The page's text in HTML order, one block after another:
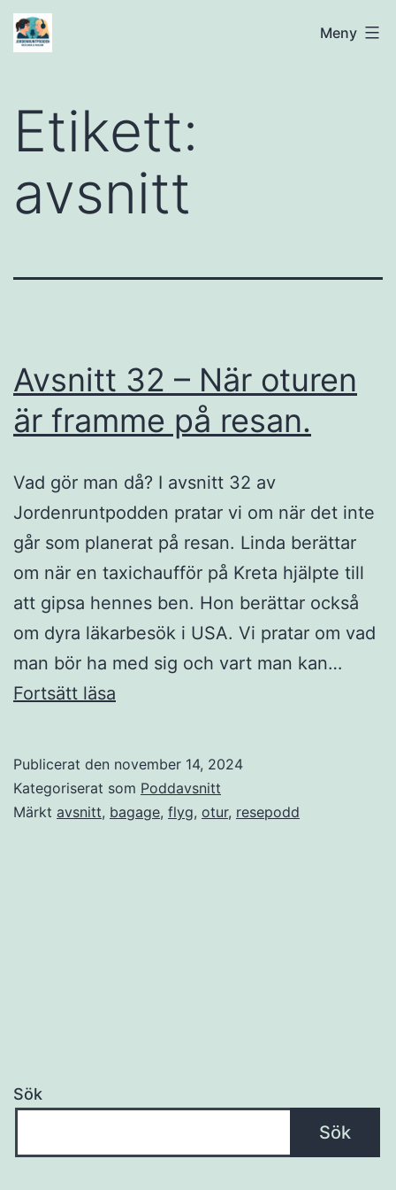
Hoppa
tillJordenruntpodden Meny
Etikett:
avsnitt
Avsnitt 32 – När oturen
är framme på resan.
Vad gör man då? I avsnitt 32 av
Jordenruntpodden pratar vi om när det inte
går som planerat på resan. Linda berättar
om när en taxichaufför på Kreta hjälpte till
att gipsa hennes ben. Hon berättar också
om dyra läkarbesök i USA. Vi pratar om vad
man bör ha med sig och vart man kan…
Fortsätt läsa
När
oturen
Publicerat den november 14, 2024
Kategoriserat som Poddavsnitt
Märkt avsnitt, bagage, flyg, otur, resepodd
Sök
Sök